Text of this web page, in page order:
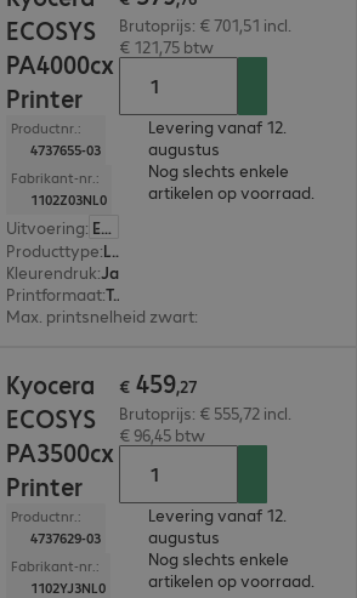
ECOSYS
PA4000cx
Printer
Productnr.:
4737655-03
Fabrikant-nr.:
1102Z03NL0
Uitvoering: Europa
Producttype: Laser printer
Kleurendruk:Ja
Printformaat: Tot max. A4
Max. printsnelheid zwart:
Brutoprijs: € 701,51 incl.
€ 121,75 btw
Levering vanaf 12.
augustus
Nog slechts enkele
artikelen op voorraad.
Kyocera
ECOSYS
PA3500cx
Printer
Productnr.:
4737629-03
Fabrikant-nr.:
1102YJ3NL0
€ 459,27
Brutoprijs: € 555,72 incl.
€ 96,45 btw
Levering vanaf 12.
augustus
Nog slechts enkele
artikelen op voorraad.